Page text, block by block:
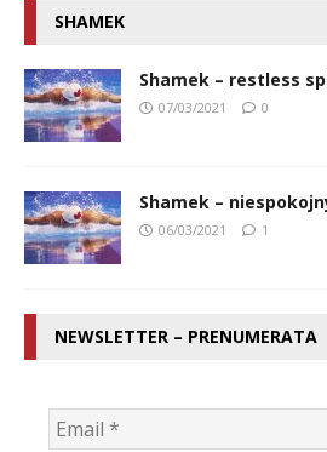
SHAMEK
Shamek – restless
07/03/2021 0
Shamek –
06/03/2021 1
NEWSLETTER – PRENUMERATA